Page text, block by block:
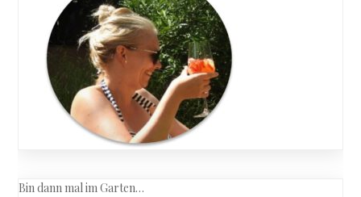
Bin dann mal im Garten…